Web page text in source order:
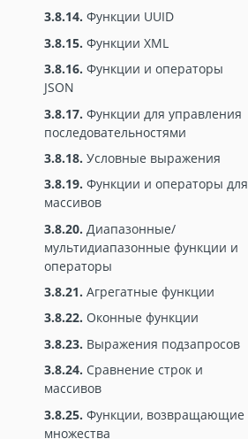
3.8.14. Функции UUID
3.8.15. Функции XML
3.8.16. Функции и операторы
JSON
3.8.17. Функции для управления
последовательностями
3.8.18. Условные выражения
3.8.19. Функции и операторы для
массивов
3.8.20. Диапазонные/
мультидиапазонные функции и
операторы
3.8.21. Агрегатные функции
3.8.22. Оконные функции
3.8.23. Выражения подзапросов
3.8.24. Сравнение строк и
массивов
3.8.25. Функции, возвращающие
множества